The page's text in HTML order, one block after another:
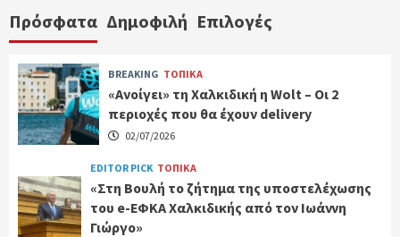
Πρόσφατα Δημοφιλή Επιλογές
BREAKING ΤΟΠΙΚΑ
«Ανοίγει» τη Χαλκιδική η Wolt – Οι 2
περιοχές που θα έχουν delivery
02/07/2026
EDITOR PICK ΤΟΠΙΚΑ
«Στη Βουλή το ζήτημα της υποστελέχωσης
του e-ΕΦΚΑ Χαλκιδικής από τον Ιωάννη
Γιώργο»